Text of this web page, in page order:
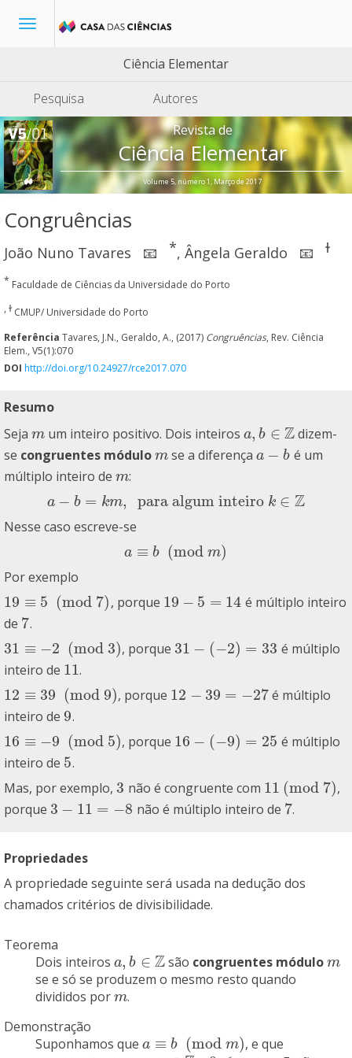
Toggle
Ciência Elementar
Pesquisa
Autores
Revista de
Ciência Elementar
Volume 5, número 1, Março de 2017
Congruências
João Nuno Tavares 📧 *, Ângela Geraldo 📧 ɫ
* Faculdade de Ciências da Universidade do Porto
, ɫ CMUP/ Universidade do Porto
Referência Tavares, J.N., Geraldo, A., (2017) Congruências, Rev. Ciência
Elem., V5(1):070
DOI http://doi.org/10.24927/rce2017.070
Resumo
Seja m
mum inteiro positivo. Dois inteiros a, b ∈ Z
a,b∈Z
dizem-
se congruentes módulo m
mse a diferença a − b
a−b
é um
múltiplo inteiro de m
m:
a − b = km, para algum inteiro k ∈ Z
a−b=k m, para algum inteiro k∈Z
Nesse caso escreve-se
a ≡ b (mod m)
a≡b (modm)
Por exemplo
19 ≡ 5 (mod 7)
19≡ 5 (mod7) , porque 19 − 5 = 14
19−5=14
é múltiplo inteiro
de 7
7.
31 ≡ −2 (mod 3)
31≡ −2 (mod3) , porque 31 − (−2) = 33
31−(− 2)=33
é múltiplo
inteiro de 11
11.
12 ≡ 39 (mod 9)
12≡ 39 (mod9) , porque 12 − 39 = −27
12−39=− 27
é múltiplo
inteiro de 9
9.
16 ≡ −9 (mod 5)
16≡ −9 (mod5) , porque 16 − (−9) = 25
16−(− 9)=25
é múltiplo
inteiro de 5
5.
Mas, por exemplo, 3
3 não é congruente com 11
11 (mod 7)
(mod7 )
,
porque 3 − 11 = −8
3 −11=− 8 não é múltiplo inteiro de 7
7.
Propriedades
A propriedade seguinte será usada na dedução dos
chamados critérios de divisibilidade.
Teorema
Dois inteiros a, b ∈ Z
a,b∈Z são congruentes módulom
m
se e só se produzem o mesmo resto quando
divididos por m
m.
Demonstração
Suponhamos que a ≡ b (mod m)
a≡b (modm) , e que